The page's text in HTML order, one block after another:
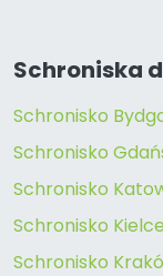
Schroniska
Schronisko
Schronisko
Schronisko
Schronisko Kielce
Schronisko